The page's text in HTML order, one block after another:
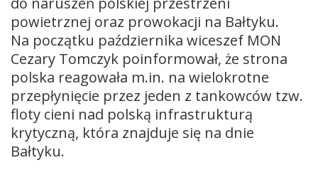
powietrznej oraz prowokacji na Bałtyku.
Na początku października wiceszef MON
Cezary Tomczyk poinformował, że strona
polska reagowała m.in. na wielokrotne
przepłynięcie przez jeden z tankowców tzw.
floty cieni nad polską infrastrukturą
krytyczną, która znajduje się na dnie
Bałtyku.